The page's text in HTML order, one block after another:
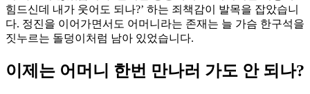
힘드신데 내가 웃어도 되나?’ 하는 죄책감이 발목을 잡았습니
다. 정진을 이어가면서도 어머니라는 존재는 늘 가슴 한구석을
짓누르는 돌덩이처럼 남아 있었습니다.
이제는 어머니 한번 만나러 가도 안 되나?